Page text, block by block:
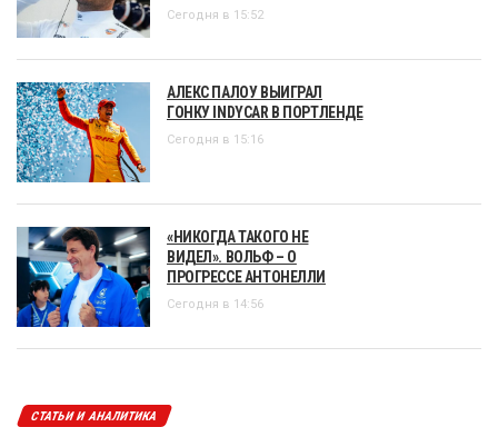
Сегодня в 15:52
АЛЕКС ПАЛОУ ВЫИГРАЛ
ГОНКУ INDYCAR В ПОРТЛЕНДЕ
Сегодня в 15:16
«НИКОГДА ТАКОГО НЕ
ВИДЕЛ». ВОЛЬФ – О
ПРОГРЕССЕ АНТОНЕЛЛИ
Сегодня в 14:56
СТАТЬИ И АНАЛИТИКА